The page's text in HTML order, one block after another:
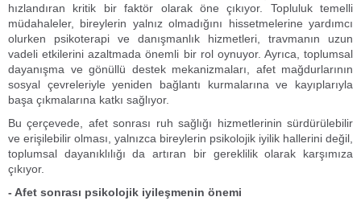
hızlandıran kritik bir faktör olarak öne çıkıyor. Topluluk temelli
müdahaleler, bireylerin yalnız olmadığını hissetmelerine yardımcı
olurken psikoterapi ve danışmanlık hizmetleri, travmanın uzun
vadeli etkilerini azaltmada önemli bir rol oynuyor. Ayrıca, toplumsal
dayanışma ve gönüllü destek mekanizmaları, afet mağdurlarının
sosyal çevreleriyle yeniden bağlantı kurmalarına ve kayıplarıyla
başa çıkmalarına katkı sağlıyor.
Bu çerçevede, afet sonrası ruh sağlığı hizmetlerinin sürdürülebilir
ve erişilebilir olması, yalnızca bireylerin psikolojik iyilik hallerini değil,
toplumsal dayanıklılığı da artıran bir gereklilik olarak karşımıza
çıkıyor.
- Afet sonrası psikolojik iyileşmenin önemi